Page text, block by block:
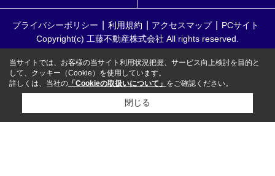
プライバシーポリシー 利用規約 アクセスマップ
PCサイト
Copyright(c) 工藤不動産株式会社 All rights reserved.
当サイトでは、お客様の当サイト利用状況把握、サービス向上検討を目的と
して、クッキー（Cookie）を使用しています。
詳しくは、当社の 「Cookieの取扱いについて」 をご確認ください。
閉じる